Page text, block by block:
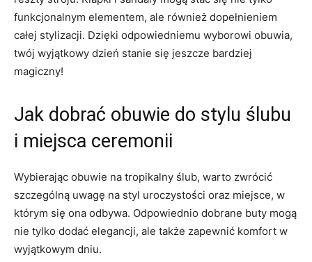
funkcjonalnym elementem, ale również dopełnieniem
całej stylizacji. Dzięki odpowiedniemu wyborowi obuwia,
twój wyjątkowy dzień stanie się jeszcze bardziej
magiczny!
Jak dobrać obuwie do stylu ślubu
i miejsca ceremonii
Wybierając obuwie na tropikalny ślub, warto zwrócić
szczególną uwagę na styl uroczystości oraz miejsce, w
którym się ona odbywa. Odpowiednio dobrane buty mogą
nie tylko dodać elegancji, ale także zapewnić komfort w
wyjątkowym dniu.